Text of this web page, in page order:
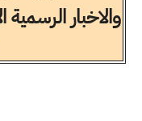
والاخبار